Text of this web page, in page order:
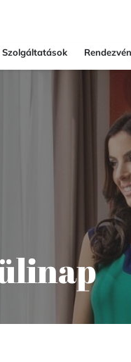
Szolgáltatások